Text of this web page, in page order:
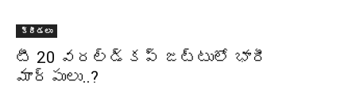
క్రీడలు
టీ 20 వరల్డ్‌కప్‌ జట్టులో భారీ
మార్పులు..?